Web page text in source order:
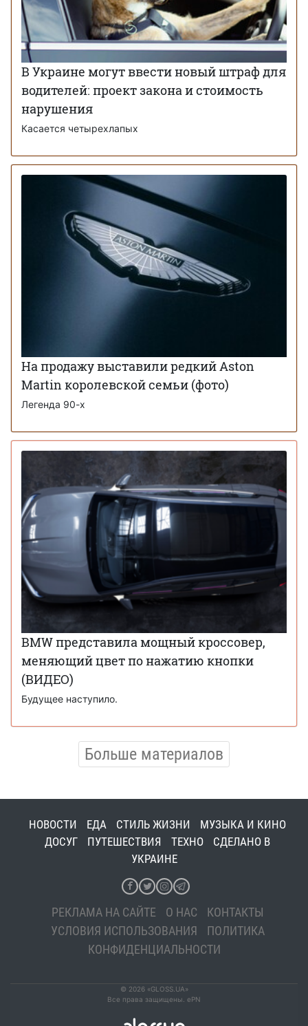
В Украине могут ввести новый штраф для
водителей: проект закона и стоимость
нарушения
Касается четырехлапых
На продажу выставили редкий Aston
Martin королевской семьи (фото)
Легенда 90-х
BMW представила мощный кроссовер,
меняющий цвет по нажатию кнопки
(ВИДЕО)
Будущее наступило.
Больше материалов
НОВОСТИ ЕДА СТИЛЬ ЖИЗНИ
МУЗЫКА И КИНО
ДОСУГ
ПУТЕШЕСТВИЯ ТЕХНО
СДЕЛАНО В
УКРАИНЕ
РЕКЛАМА НА САЙТЕ О НАС
КОНТАКТЫ
УСЛОВИЯ ИСПОЛЬЗОВАНИЯ
ПОЛИТИКА
КОНФИДЕНЦИАЛЬНОСТИ
© 2026 «GLOSS.UA»
Все права защищены. ePN